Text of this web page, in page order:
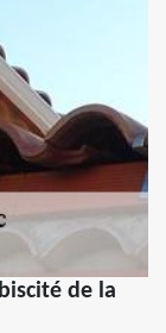
de la